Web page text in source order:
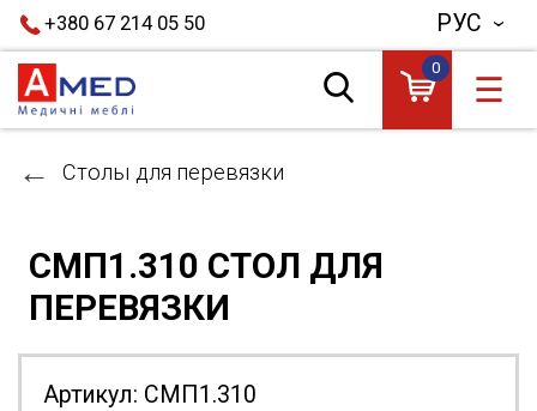
+380 67 214 05 50 РУС
0
☰
Столы для перевязки
СМП1.310 СТОЛ ДЛЯ
ПЕРЕВЯЗКИ
Артикул: СМП1.310